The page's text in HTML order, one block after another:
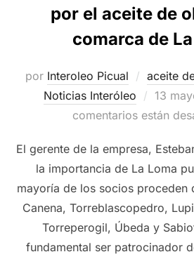
por el aceite de
comarca de
por Interoleo Picual aceite
Noticias Interóleo
el
13
comentarios están
El gerente de la empresa,
la importancia de La Loma
mayoría de los socios proceden
Canena, Torreblascopedro,
Torreperogil, Úbeda y
fundamental ser patrocinador